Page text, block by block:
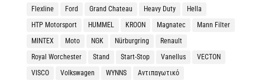
Flexline
Ford Grand Chateau Heavy Duty
Hella
HTP Motorsport
HUMMEL KROON Magnatec
Mann Filter
MINTEX
Moto NGK Nürburgring
Renault
Royal Worchester
Stand Start-Stop Vanellus
VECTON
VISCO
Volkswagen WYNNS
Αντιπαγωτικό